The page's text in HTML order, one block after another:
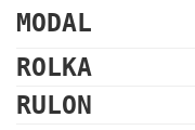
MODAL
ROLKA
RULON